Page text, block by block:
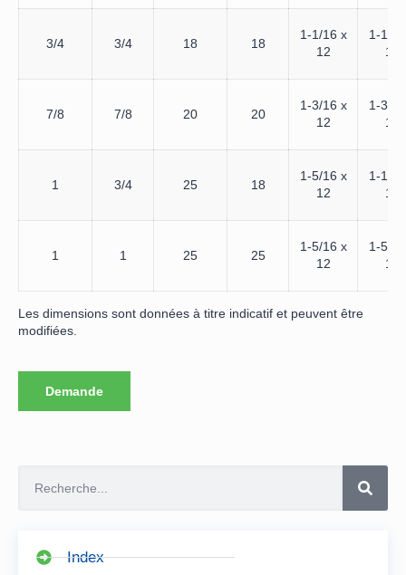
Index
3/4 3/4 18 18
1-1/16 x
12
1-1/
12
7/8 7/8 20 20
1-3/16 x
12
1-3/
12
1 3/4 25 18
1-5/16 x
12
1-1/
12
1 1 25 25
1-5/16 x
12
1-5/
12
Les dimensions sont données à titre indicatif et peuvent être
modifiées.
Demande